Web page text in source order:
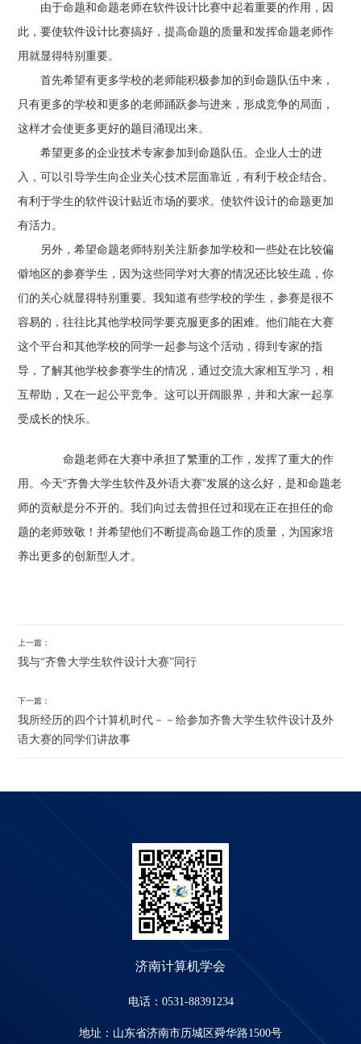
由于命题和命题老师在软件设计比赛中起着重要的作用，因
此，要使软件设计比赛搞好，提高命题的质量和发挥命题老师作
用就显得特别重要。
首先希望有更多学校的老师能积极参加的到命题队伍中来，
只有更多的学校和更多的老师踊跃参与进来，形成竞争的局面，
这样才会使更多更好的题目涌现出来。
希望更多的企业技术专家参加到命题队伍。企业人士的进
入，可以引导学生向企业关心技术层面靠近，有利于校企结合。
有利于学生的软件设计贴近市场的要求。使软件设计的命题更加
有活力。
另外，希望命题老师特别关注新参加学校和一些处在比较偏
僻地区的参赛学生，因为这些同学对大赛的情况还比较生疏，你
们的关心就显得特别重要。我知道有些学校的学生，参赛是很不
容易的，往往比其他学校同学要克服更多的困难。他们能在大赛
这个平台和其他学校的同学一起参与这个活动，得到专家的指
导，了解其他学校参赛学生的情况，通过交流大家相互学习，相
互帮助，又在一起公平竞争。这可以开阔眼界，并和大家一起享
受成长的快乐。
命题老师在大赛中承担了繁重的工作，发挥了重大的作
用。今天“齐鲁大学生软件及外语大赛”发展的这么好，是和命题老
师的贡献是分不开的。我们向过去曾担任过和现在正在担任的命
题的老师致敬！并希望他们不断提高命题工作的质量，为国家培
养出更多的创新型人才。
上一篇：
我与“齐鲁大学生软件设计大赛”同行
下一篇：
我所经历的四个计算机时代－－给参加齐鲁大学生软件设计及外
语大赛的同学们讲故事
济南计算机学会
电话：0531-88391234
地址：山东省济南市历城区舜华路1500号